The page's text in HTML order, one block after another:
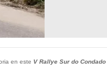
en este V Rallye Sur do Condado